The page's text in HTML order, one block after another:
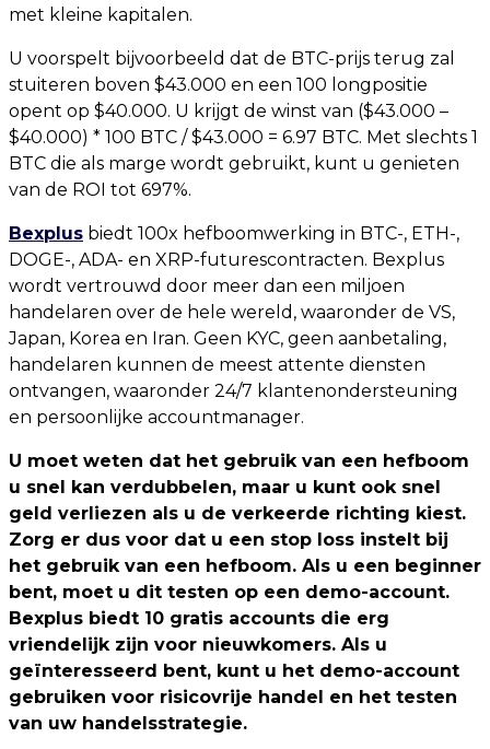
met kleine kapitalen.
U voorspelt bijvoorbeeld dat de BTC-prijs terug zal
stuiteren boven $43.000 en een 100 longpositie
opent op $40.000. U krijgt de winst van ($43.000 –
$40.000) * 100 BTC / $43.000 = 6.97 BTC. Met slechts 1
BTC die als marge wordt gebruikt, kunt u genieten
van de ROI tot 697%.
Bexplus biedt 100x hefboomwerking in BTC-, ETH-,
DOGE-, ADA- en XRP-futurescontracten. Bexplus
wordt vertrouwd door meer dan een miljoen
handelaren over de hele wereld, waaronder de VS,
Japan, Korea en Iran. Geen KYC, geen aanbetaling,
handelaren kunnen de meest attente diensten
ontvangen, waaronder 24/7 klantenondersteuning
en persoonlijke accountmanager.
U moet weten dat het gebruik van een hefboom
u snel kan verdubbelen, maar u kunt ook snel
geld verliezen als u de verkeerde richting kiest.
Zorg er dus voor dat u een stop loss instelt bij
het gebruik van een hefboom. Als u een beginner
bent, moet u dit testen op een demo-account.
Bexplus biedt 10 gratis accounts die erg
vriendelijk zijn voor nieuwkomers. Als u
geïnteresseerd bent, kunt u het demo-account
gebruiken voor risicovrije handel en het testen
van uw handelsstrategie.